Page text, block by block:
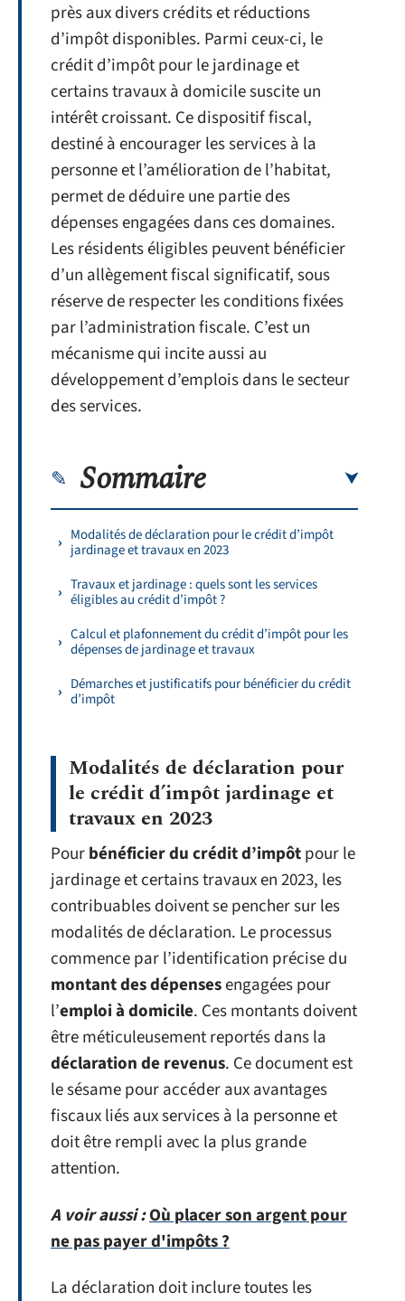
près aux divers crédits et réductions
d’impôt disponibles. Parmi ceux-ci, le
crédit d’impôt pour le jardinage et
certains travaux à domicile suscite un
intérêt croissant. Ce dispositif fiscal,
destiné à encourager les services à la
personne et l’amélioration de l’habitat,
permet de déduire une partie des
dépenses engagées dans ces domaines.
Les résidents éligibles peuvent bénéficier
d’un allègement fiscal significatif, sous
réserve de respecter les conditions fixées
par l’administration fiscale. C’est un
mécanisme qui incite aussi au
développement d’emplois dans le secteur
des services.
Sommaire
Modalités de déclaration pour le crédit d’impôt
jardinage et travaux en 2023
Travaux et jardinage : quels sont les services
éligibles au crédit d’impôt ?
Calcul et plafonnement du crédit d’impôt pour les
dépenses de jardinage et travaux
Démarches et justificatifs pour bénéficier du crédit
d’impôt
Modalités de déclaration pour
le crédit d’impôt jardinage et
travaux en 2023
Pourbénéficier du crédit d’impôtpour le
jardinage et certains travaux en 2023, les
contribuables doivent se pencher sur les
modalités de déclaration. Le processus
commence par l’identification précise du
montant des dépensesengagées pour
l’emploi à domicile. Ces montants doivent
être méticuleusement reportés dans la
déclaration de revenus. Ce document est
le sésame pour accéder aux avantages
fiscaux liés aux services à la personne et
doit être rempli avec la plus grande
attention.
A voir aussi :Où placer son argent pour
ne pas payer d'impôts ?
La déclaration doit inclure toutes les